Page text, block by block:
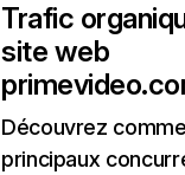
Trafic
site web
Découvrez
principaux